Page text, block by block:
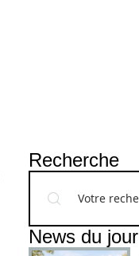
Recherche
News du jour